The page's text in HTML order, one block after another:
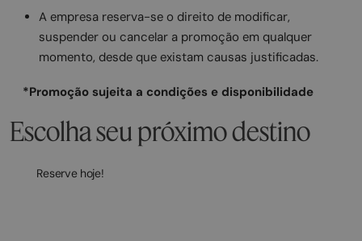
A empresa reserva-se o direito de modificar,
suspender ou cancelar a promoção em qualquer
momento, desde que existam causas justificadas.
*Promoção sujeita a condições e disponibilidade
Escolha seu próximo destino
Reserve hoje!